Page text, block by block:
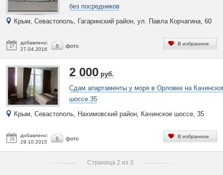
27
добавлено:
27.04.2016
8 фото
без посредников
Крым, Севастополь, Гагаринский район, ул. Павла Корчагина, 60
В избранное
29
добавлено:
29.10.2015
6 фото
2 000 руб.
Сдам апартаменты у моря в Орловке на
шоссе 35
Крым, Севастополь, Нахимовский район, Качинское шоссе, 35
В избранное
Страница 2 из 3